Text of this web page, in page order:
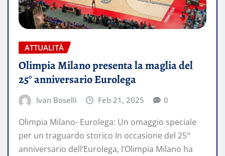
ATTUALITÀ
Olimpia Milano presenta la maglia del
25° anniversario Eurolega
Ivan Boselli Feb 21, 2025 0
Olimpia Milano- Eurolega: Un omaggio speciale
per un traguardo storico In occasione del 25°
anniversario dell‘Eurolega, l‘Olimpia Milano ha